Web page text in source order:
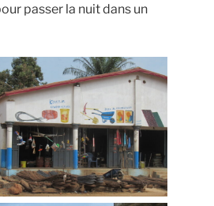
passer la nuit dans un